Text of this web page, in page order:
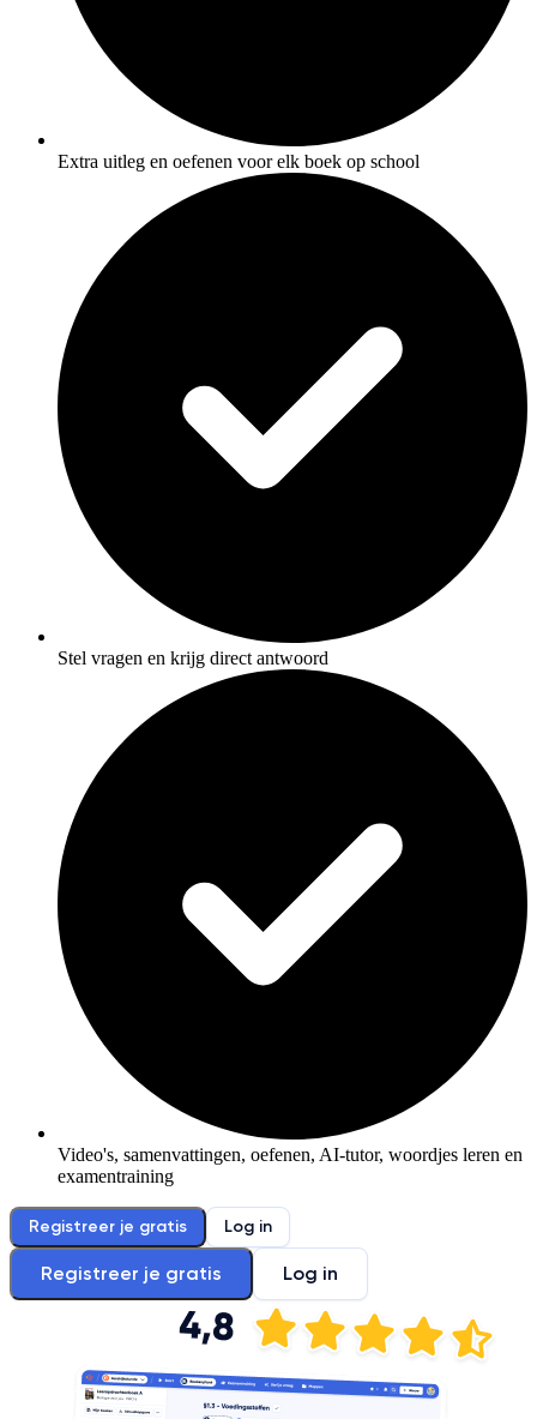
Extra uitleg en oefenen voor elk boek op school
Stel vragen en krijg direct antwoord
Video's, samenvattingen, oefenen, AI-tutor, woordjes leren en
examentraining
Registreer je gratis Log in
Registreer je gratis Log in